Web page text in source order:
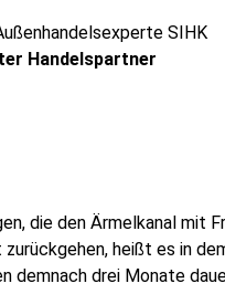
SIHK
Handelspartner
die den Ärmelkanal mit
heißt es in
demnach drei Monate